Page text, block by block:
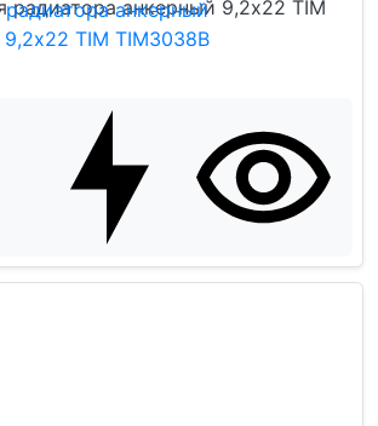
радиатора анкерный 9,2x22 TIM